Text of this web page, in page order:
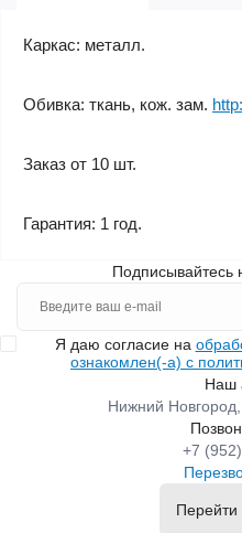
Каркас: металл.
Обивка: ткань, кож. зам.
Заказ от 10 шт.
Гарантия: 1 год.
Подписывайтесь
Я даю согласие на
ознакомлен(-а) с
Наш
Нижний
+7
Перейти